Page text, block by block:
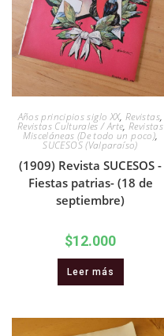
Años principios siglo XX,Revistas,
Revistas Culturales / Arte,Revistas
Misceláneas (De todo un poco),
SUCESOS (Valparaíso)
(1909) Revista SUCESOS -
Fiestas patrias- (18 de
septiembre)
$12.000
Leer más